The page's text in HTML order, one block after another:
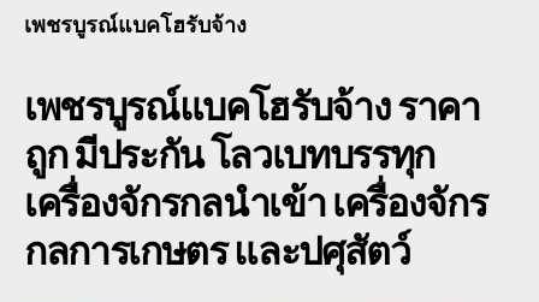
เพชรบูรณ์แบคโฮรับจ้าง
เพชรบูรณ์แบคโฮรับจ้างราคา
ถูก มีประกัน โลวเบทบรรทุก
เครื่องจักรกลนำเข้า เครื่องจักร
กลการเกษตร และปศุสัตว์